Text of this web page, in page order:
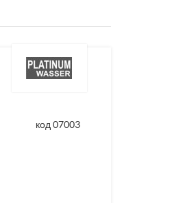
код 07003